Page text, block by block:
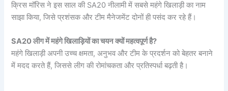
क्रिस मॉरिस ने इस साल की SA20 नीलामी में सबसे महंगे खिलाड़ी का नाम
साझा किया, जिसे प्रशंसक और टीम मैनेजमेंट दोनों ही पसंद कर रहे हैं।
SA20 लीग में महंगे खिलाड़ियों का चयन क्यों महत्वपूर्ण है?
महंगे खिलाड़ी अपनी उच्च क्षमता, अनुभव और टीम के प्रदर्शन को बेहतर बनाने
में मदद करते हैं, जिससे लीग की रोमांचकता और प्रतिस्पर्धा बढ़ती है।